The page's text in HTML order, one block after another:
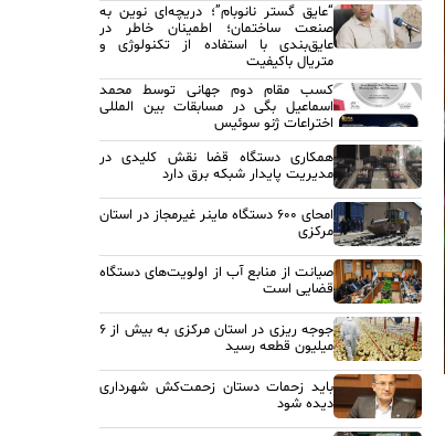
“عایق گستر نانوبام”؛ دریچه‌ای نوین به
صنعت ساختمان؛ اطمینان خاطر در
عایق‌بندی با استفاده از تکنولوژی و
متریال باکیفیت
کسب مقام دوم جهانی توسط محمد
اسماعیل بگی در مسابقات بین المللی
اختراعات ژنو سوئیس
همکاری دستگاه قضا نقش کلیدی در
مدیریت پایدار شبکه برق دارد
امحای ۶۰۰ دستگاه ماینر غیرمجاز در استان
مرکزی
صیانت از منابع آب از اولویت‌های دستگاه
قضایی است
جوجه ریزی در استان مرکزی به بیش از ۶
میلیون قطعه رسید
باید زحمات دستان زحمت‌کش شهرداری
دیده شود